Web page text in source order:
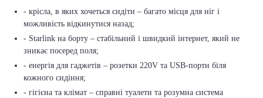
- крісла, в яких хочеться сидіти – багато місця для ніг і
можливість відкинутися назад;
- Starlink на борту – стабільний і швидкий інтернет, який не
зникає посеред поля;
- енергія для гаджетів – розетки 220V та USB-порти біля
кожного сидіння;
- гігієна та клімат – справні туалети та розумна система